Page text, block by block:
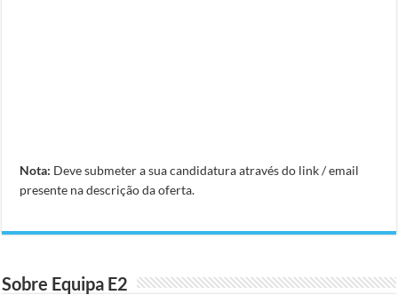
Nota: Deve submeter a sua candidatura através do link / email
presente na descrição da oferta.
Sobre Equipa E2